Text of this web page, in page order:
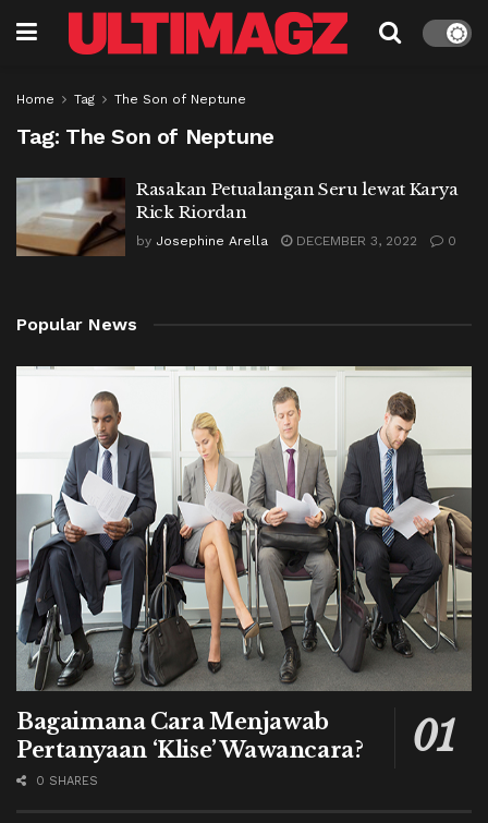
Home Tag The Son of Neptune
Tag: The Son of Neptune
Rasakan Petualangan Seru lewat Karya
Rick Riordan
by Josephine Arella DECEMBER 3, 2022 0
Popular News
Bagaimana Cara Menjawab
Pertanyaan ‘Klise’ Wawancara?
0 SHARES